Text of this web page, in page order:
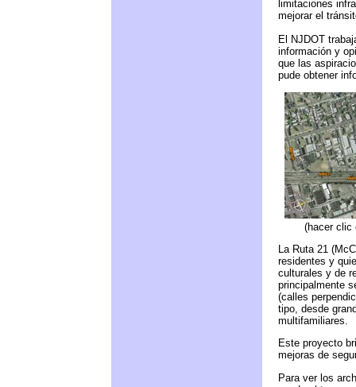
limitaciones
mejorar el
El NJDOT
información y
que las
pude obtener
(hacer clic
La Ruta 21
residentes y
culturales y de
principalmente
(calles
tipo, desde
multifamiliares.
Este proyecto
mejoras de
Para ver los